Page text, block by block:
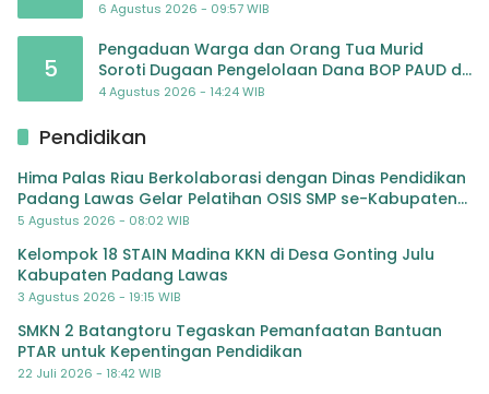
6 Agustus 2026 - 09:57 WIB
5
Pengaduan Warga dan Orang Tua Murid
Soroti Dugaan Pengelolaan Dana BOP PAUD di
TK Al-Ikhlas Tapanuli Selatan
4 Agustus 2026 - 14:24 WIB
Pendidikan
Hima Palas Riau Berkolaborasi dengan Dinas Pendidikan
Padang Lawas Gelar Pelatihan OSIS SMP se-Kabupaten
Padang Lawas
5 Agustus 2026 - 08:02 WIB
Kelompok 18 STAIN Madina KKN di Desa Gonting Julu
Kabupaten Padang Lawas
3 Agustus 2026 - 19:15 WIB
SMKN 2 Batangtoru Tegaskan Pemanfaatan Bantuan
PTAR untuk Kepentingan Pendidikan
22 Juli 2026 - 18:42 WIB